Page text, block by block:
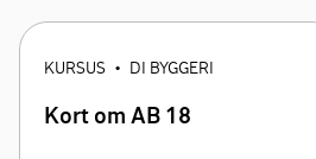
KURSUS • DI BYGGERI
Kort om AB 18